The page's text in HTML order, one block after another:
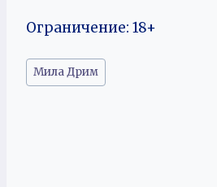
Ограничение: 18+
Метки
записи:
Мила Дрим